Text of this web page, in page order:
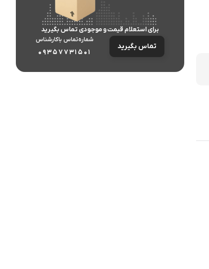
برای استعلام قیمت و موجودی تماس بگیرید
تماس بگیرید
شماره‌تماس‌ با‌کارشناس
09357731501